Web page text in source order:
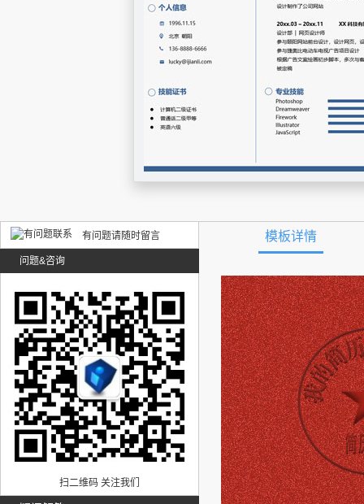
有问题请随时留言
问题&咨询
扫二维码 关注我们
模板详情